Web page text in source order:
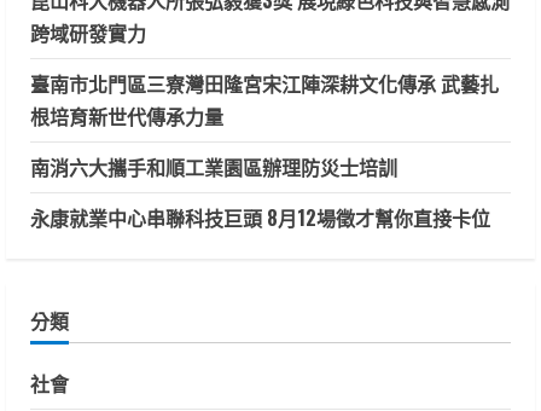
跨域研發實力
臺南市北門區三寮灣田隆宮宋江陣深耕文化傳承 武藝扎
根培育新世代傳承力量
南消六大攜手和順工業園區辦理防災士培訓
永康就業中心串聯科技巨頭 8月12場徵才幫你直接卡位
分類
社會